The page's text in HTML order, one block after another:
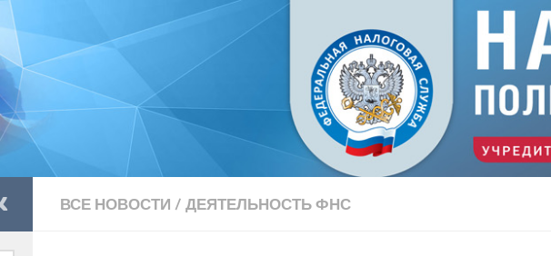
ВСЕ НОВОСТИ/ДЕЯТЕЛЬНОСТЬ ФНС